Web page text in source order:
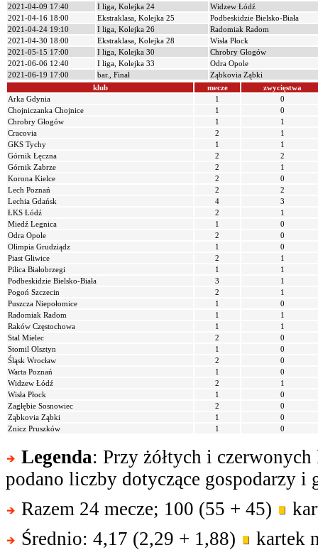
2021-04-09 17:40
I liga, Kolejka 24
Widzew Łódź
2021-04-16 18:00
Ekstraklasa, Kolejka 25
Podbeskidzie Bielsko-Biała
2021-04-24 19:10
I liga, Kolejka 26
Radomiak Radom
2021-04-30 18:00
Ekstraklasa, Kolejka 28
Wisła Płock
2021-05-15 17:00
I liga, Kolejka 30
Chrobry Głogów
2021-06-06 12:40
I liga, Kolejka 33
Odra Opole
2021-06-19 17:00
bar., Finał
Ząbkovia Ząbki
klub
mecze
zwycięstwa
Arka Gdynia
1
0
Chojniczanka Chojnice
1
0
Chrobry Głogów
1
1
Cracovia
2
1
GKS Tychy
1
1
Górnik Łęczna
2
2
Górnik Zabrze
2
1
Korona Kielce
2
0
Lech Poznań
2
2
Lechia Gdańsk
4
3
ŁKS Łódź
2
1
Miedź Legnica
1
0
Odra Opole
2
0
Olimpia Grudziądz
1
0
Piast Gliwice
2
1
Pilica Białobrzegi
1
1
Podbeskidzie Bielsko-Biała
3
1
Pogoń Szczecin
2
1
Puszcza Niepołomice
1
0
Radomiak Radom
1
1
Raków Częstochowa
1
1
Stal Mielec
2
0
Stomil Olsztyn
1
0
Śląsk Wrocław
2
0
Warta Poznań
1
0
Widzew Łódź
2
1
Wisła Płock
1
0
Zagłębie Sosnowiec
2
0
Ząbkovia Ząbki
1
0
Znicz Pruszków
1 0
Legenda: Przy żółtych i
podano liczby dotyczące gospodarzy i
Razem 24 mecze; 100 (55 + 45)
Średnio: 4,17 (2,29 + 1,88)
kartek